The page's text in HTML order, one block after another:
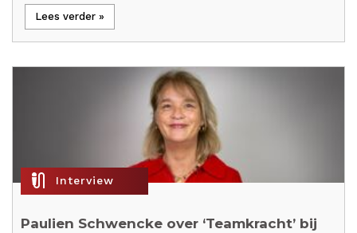
Lees verder »
mic_external_on Interview
Paulien Schwencke over ‘Teamkracht’ bij